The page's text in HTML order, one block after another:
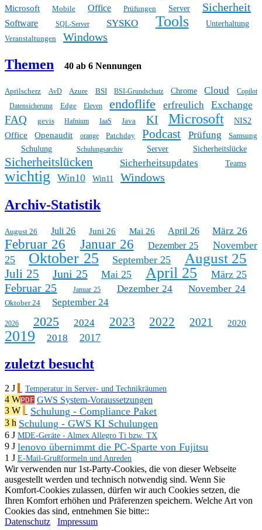
Microsoft Mobile Office Prüfungen Server Sicherheit
Software SQL-Server SYSKO Tools
Unterhaltung
Veranstaltungen
Windows
Themen 40 ab 6 Nennungen
Aprilscherz AvD Azure BSI BSI-Grundschutz Chrome Cloud
Copilot
Datensicherung
Edge Eleven endoflife erfreulich Exchange
FAQ gevis Hafnium IaaS Java KI Microsoft NIS2
Office Openaudit orange Patchday Podcast Prüfung
Samsung
Schulung
Schulungsarchiv Server Sicherheitslücke
Sicherheitslücken Sicherheitsupdates Teams
wichtig Win10 Win11 Windows
Archiv-Statistik
August 26 Juli 26 Juni 26 Mai 26 April 26 März 26
Februar 26 Januar 26 Dezember 25
November
25
Oktober 25 September 25 August 25
Juli 25 Juni 25 Mai 25 April 25 März 25
Februar 25 Januar 25 Dezember 24 November 24
Oktober 24 September 24
2026 2025 2024 2023 2022 2021 2020
2019 2018 2017
zuletzt besucht
2 J Temperatur in Server- und Technikräumen
4 WPDF GWS System-Voraussetzungen
3 W
Schulung - Compliance Paket
3 h Schulung - GWS KI Schulungen
6 J MDE-Geräte - Almex Allegro Ti bzw. TX
9 J lenovo übernimmt die PC-Sparte von Fujitsu
1 J E-Mail-Grußformeln und Anreden
Wir verwenden nur 1st-Party-Cookies, die von dieser Webseite
ausgestellt werden und technisch notwendig sind. Wenn Sie
Komfort-Cookies zulassen, dürfen wir auch Cookies setzen, die
Ihren Komfort erhöhen und Präferenzen speichern. Welche Art von
Cookies das sind, entnehmen Sie bitte::
Datenschutz
Impressum